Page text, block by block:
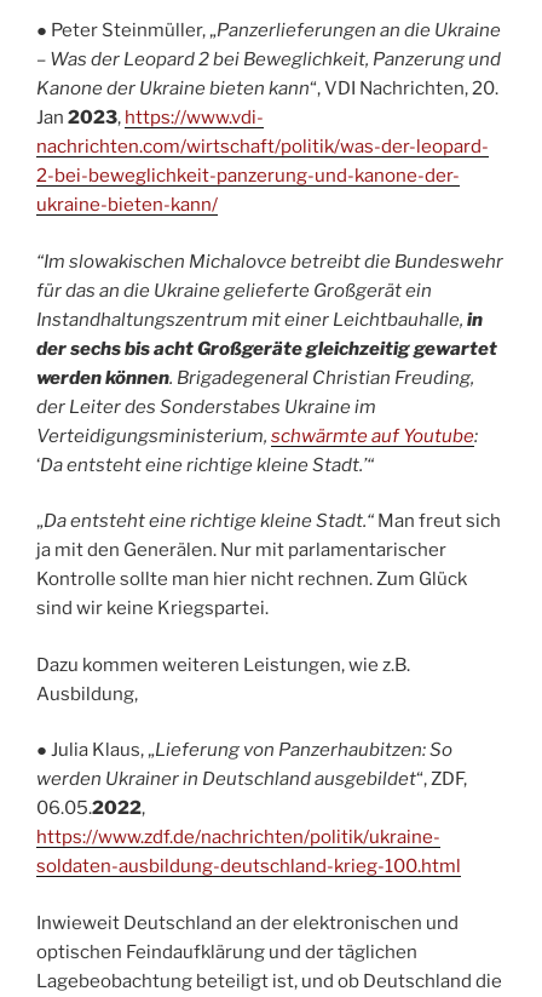
● Peter Steinmüller, „Panzerlieferungen an die Ukraine
– Was der Leopard 2 bei Beweglichkeit, Panzerung und
Kanone der Ukraine bieten kann“, VDI Nachrichten, 20.
Jan 2023, https://www.vdi-
nachrichten.com/wirtschaft/politik/was-der-leopard-
2-bei-beweglichkeit-panzerung-und-kanone-der-
ukraine-bieten-kann/
“Im slowakischen Michalovce betreibt die Bundeswehr
für das an die Ukraine gelieferte Großgerät ein
Instandhaltungszentrum mit einer Leichtbauhalle, in
der sechs bis acht Großgeräte gleichzeitig gewartet
werden können. Brigadegeneral Christian Freuding,
der Leiter des Sonderstabes Ukraine im
Verteidigungsministerium, schwärmte auf Youtube:
‘Da entsteht eine richtige kleine Stadt.’“
„Da entsteht eine richtige kleine Stadt.“ Man freut sich
ja mit den Generälen. Nur mit parlamentarischer
Kontrolle sollte man hier nicht rechnen. Zum Glück
sind wir keine Kriegspartei.
Dazu kommen weiteren Leistungen, wie z.B.
Ausbildung,
● Julia Klaus, „Lieferung von Panzerhaubitzen: So
werden Ukrainer in Deutschland ausgebildet“, ZDF,
06.05.2022,
https://www.zdf.de/nachrichten/politik/ukraine-
soldaten-ausbildung-deutschland-krieg-100.html
Inwieweit Deutschland an der elektronischen und
optischen Feindaufklärung und der täglichen
Lagebeobachtung beteiligt ist, und ob Deutschland die